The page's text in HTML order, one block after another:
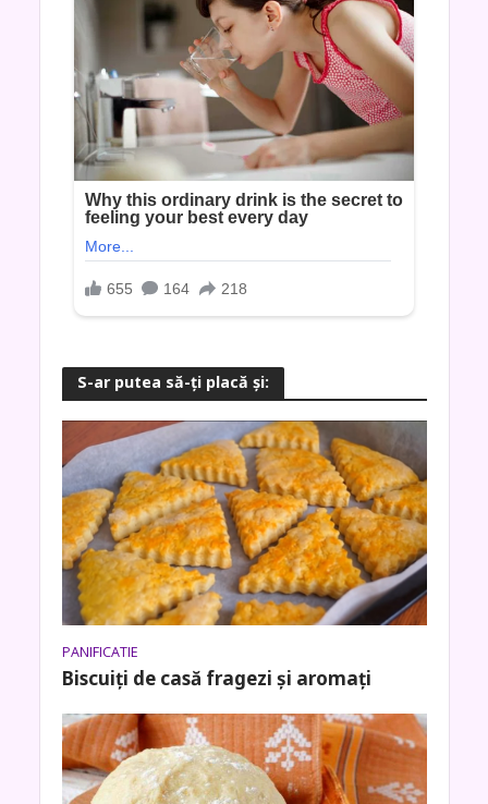
S-ar putea să-ţi placă şi:
PANIFICATIE
Biscuiți de casă fragezi și aromați